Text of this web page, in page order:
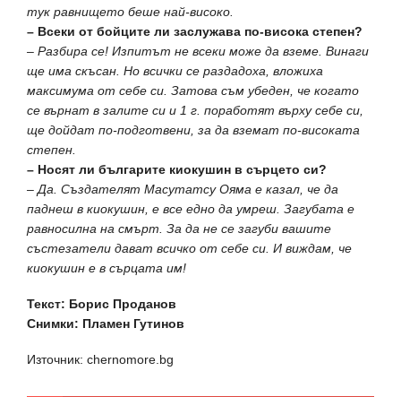
тук равнището беше най-високо.
– Всеки от бойците ли заслужава по-висока степен?
– Разбира се! Изпитът не всеки може да вземе. Винаги
ще има скъсан. Но всички се раздадоха, вложиха
максимума от себе си. Затова съм убеден, че когато
се върнат в залите си и 1 г. поработят върху себе си,
ще дойдат по-подготвени, за да вземат по-високата
степен.
– Носят ли българите киокушин в сърцето си?
– Да. Създателят Масутатсу Ояма е казал, че да
паднеш в киокушин, е все едно да умреш. Загубата е
равносилна на смърт. За да не се загуби вашите
състезатели дават всичко от себе си. И виждам, че
киокушин е в сърцата им!
Текст: Борис Проданов
Снимки: Пламен Гутинов
Източник: chernomore.bg